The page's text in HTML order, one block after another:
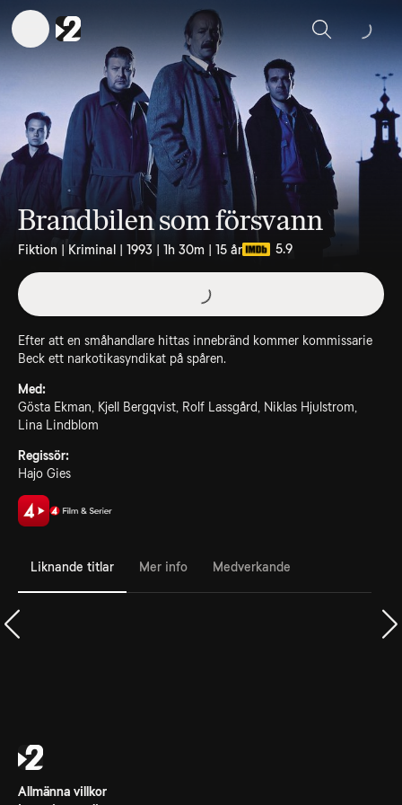
Sök
Brandbilen som försvann
Fiktion | Kriminal | 1993 | 1h 30m | 15 år 5.9
Efter att en småhandlare hittas innebränd kommer kommissarie
Beck ett narkotikasyndikat på spåren.
Med:
Gösta Ekman, Kjell Bergqvist, Rolf Lassgård, Niklas Hjulstrom,
Lina Lindblom
Regissör:
Hajo Gies
Liknande titlar Mer info Medverkande
Allmänna villkor